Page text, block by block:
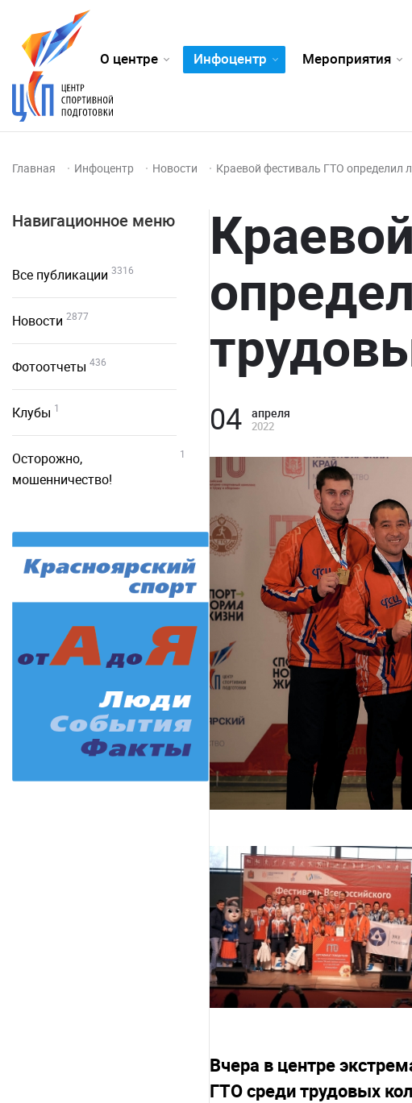
О центре Инфоцентр Мероприятия
Главная Инфоцентр Новости Краевой фестиваль ГТО определил
Навигационное меню
Все публикации 3316
Новости 2877
Фотоотчеты 436
Клубы 1
Осторожно,
мошенничество!
1
04 апреля
2022
Вчера в центре
ГТО среди трудовых